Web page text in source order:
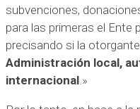
subvenciones,
para las primeras el Ente
precisando si la
Administración local,
internacional .»